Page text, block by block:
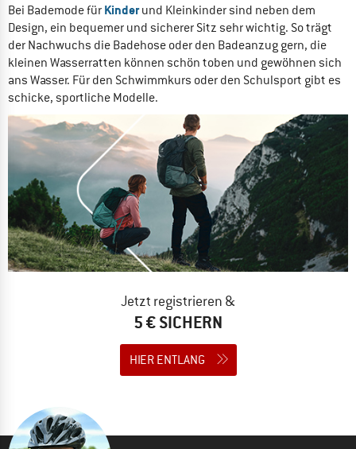
Bei Bademode für Kinderund Kleinkinder sind neben dem
Design, ein bequemer und sicherer Sitz sehr wichtig. So trägt
der Nachwuchs die Badehose oder den Badeanzug gern, die
kleinen Wasserratten können schön toben und gewöhnen sich
ans Wasser. Für den Schwimmkurs oder den Schulsport gibt es
schicke, sportliche Modelle.
Jetzt registrieren &
5 € SICHERN
HIER ENTLANG